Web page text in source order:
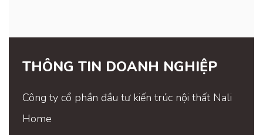
THÔNG TIN DOANH NGHIỆP
Công ty cổ phần đầu tư kiến trúc nội thất Nali
Home